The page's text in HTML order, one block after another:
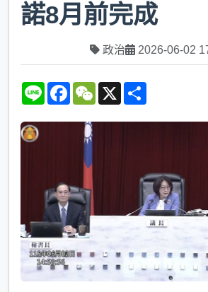
諾8月前完成
政治 2026-06-02
L
e
F
e
W
h
X
r